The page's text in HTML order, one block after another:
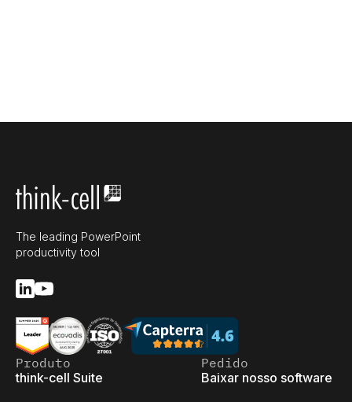
The leading PowerPoint
productivity tool
Produto
think-cell Suite
Pedido
Baixar nosso software